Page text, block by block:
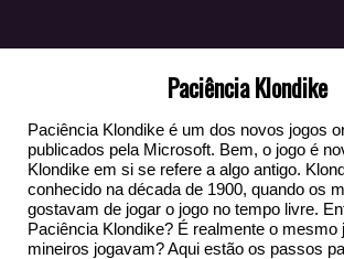
Paciência Klondike
Paciência Klondike é um dos novos jogos
publicados pela Microsoft. Bem, o jogo é
Klondike em si se refere a algo antigo.
conhecido na década de 1900, quando os
gostavam de jogar o jogo no tempo livre.
Paciência Klondike? É realmente o mesmo
mineiros jogavam? Aqui estão os passos